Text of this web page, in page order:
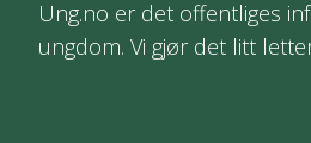
Ung.no er det offentliges
ungdom. Vi gjør det litt